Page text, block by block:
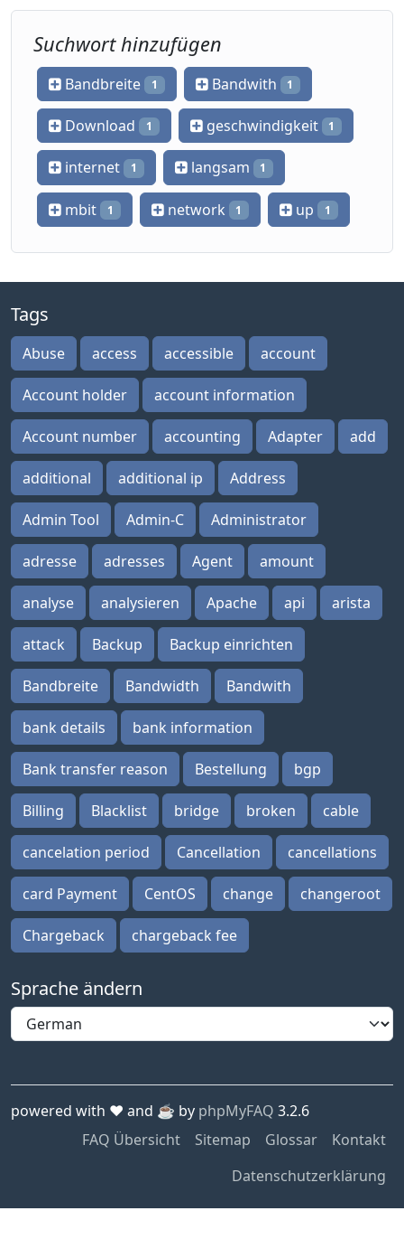
Suchwort hinzufügen
Bandbreite 1 Bandwith 1
Download 1 geschwindigkeit 1
internet 1 langsam 1
mbit 1 network 1 up 1
Tags
Abuse access accessible account
Account holder account information
Account number accounting Adapter add
additional additional ip Address
Admin Tool Admin-C Administrator
adresse adresses Agent amount
analyse analysieren Apache api arista
attack Backup Backup einrichten
Bandbreite Bandwidth Bandwith
bank details bank information
Bank transfer reason Bestellung bgp
Billing Blacklist bridge broken cable
cancelation period Cancellation cancellations
card Payment CentOS change changeroot
Chargeback chargeback fee
Sprache ändern
powered with ❤️ and ☕️ by phpMyFAQ 3.2.6
FAQ Übersicht
Sitemap Glossar
Kontakt
Datenschutzerklärung